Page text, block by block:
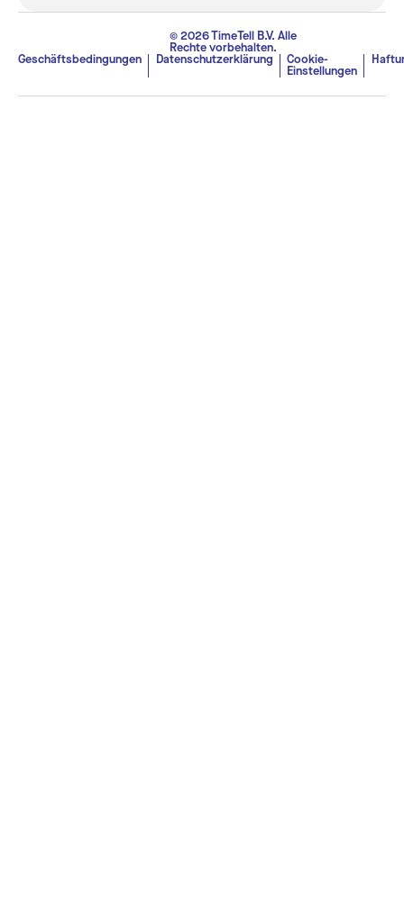
© 2026 TimeTell B.V. Alle
Rechte vorbehalten.
Geschäftsbedingungen
Datenschutzerklärung
Cookie-
Einstellungen